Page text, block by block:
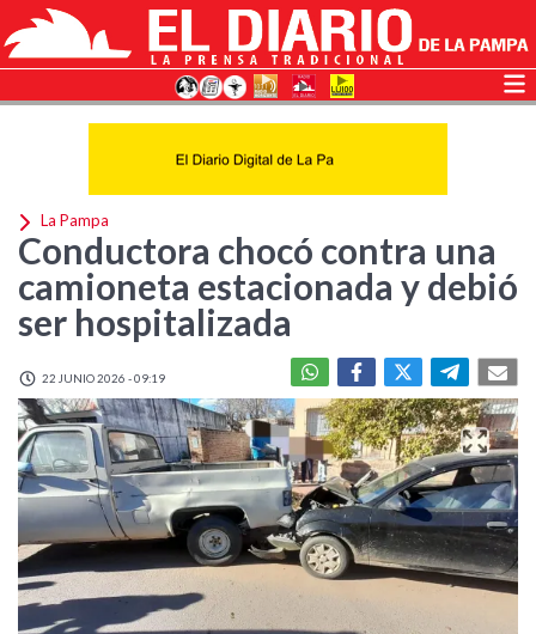
La Pampa
Conductora chocó contra una
camioneta estacionada y debió
ser hospitalizada
22 JUNIO 2026 - 09:19